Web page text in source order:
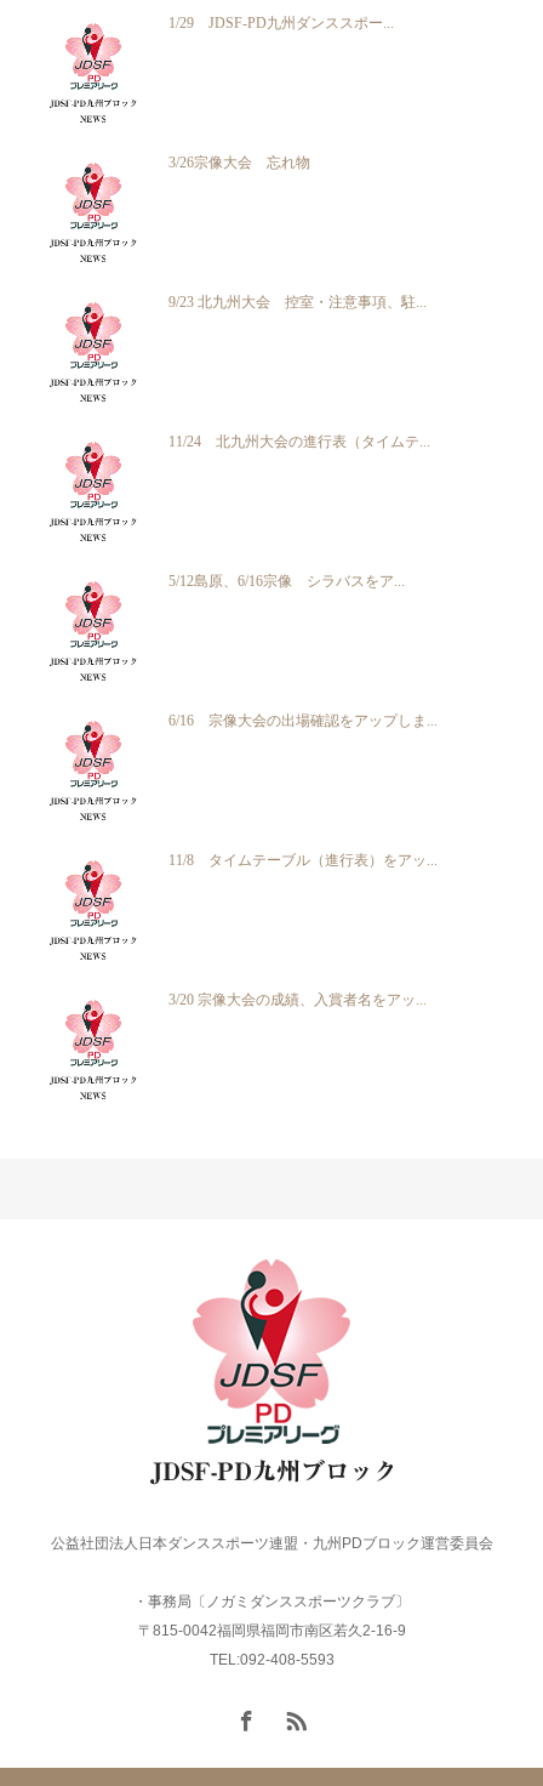
1/29 JDSF-PD九州ダンススポー...
3/26宗像大会 忘れ物
9/23 北九州大会 控室・注意事項、駐...
11/24 北九州大会の進行表（タイムテ...
5/12島原、6/16宗像 シラバスをア...
6/16 宗像大会の出場確認をアップしま...
11/8 タイムテーブル（進行表）をアッ...
3/20 宗像大会の成績、入賞者名をアッ...
公益社団法人日本ダンススポーツ連盟・九州PDブロック運営委員会
・事務局〔ノガミダンススポーツクラブ〕
〒815-0042福岡県福岡市南区若久2-16-9
TEL:092-408-5593